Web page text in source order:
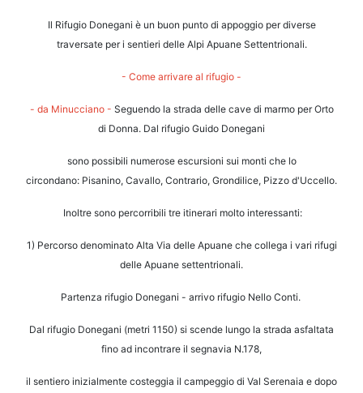
Il Rifugio Donegani è un buon punto di appoggio per diverse
traversate per i sentieri delle Alpi Apuane Settentrionali.
- Come arrivare al rifugio -
- da Minucciano - Seguendo la strada delle cave di marmo per Orto
di Donna. Dal rifugio Guido Donegani
sono possibili numerose escursioni sui monti che lo
circondano: Pisanino, Cavallo, Contrario, Grondilice, Pizzo d'Uccello.
Inoltre sono percorribili tre itinerari molto interessanti:
1) Percorso denominato Alta Via delle Apuane che collega i vari rifugi
delle Apuane settentrionali.
Partenza rifugio Donegani - arrivo rifugio Nello Conti.
Dal rifugio Donegani (metri 1150) si scende lungo la strada asfaltata
fino ad incontrare il segnavia N.178,
il sentiero inizialmente costeggia il campeggio di Val Serenaia e dopo